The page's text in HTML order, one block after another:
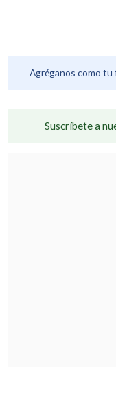
Agréganos como tu
Suscríbete a